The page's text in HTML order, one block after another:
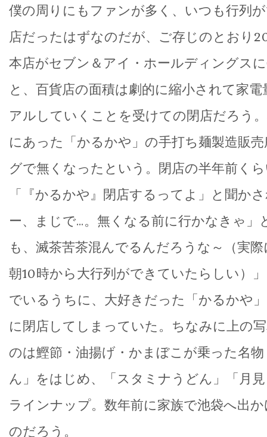
僕の周りにもファンが多く、いつも行列
店だったはずなのだが、ご存じのとおり
本店がセブン＆アイ・ホールディングス
と、百貨店の面積は劇的に縮小されて家
アルしていくことを受けての閉店だろう
にあった「かるかや」の手打ち麺製造販
グで無くなったという。閉店の半年前く
「『かるかや』閉店するってよ」と聞か
ー、まじで…。無くなる前に行かなきゃ」
も、滅茶苦茶混んでるんだろうな～（実
朝10時から大行列ができていたらしい）
でいるうちに、大好きだった「かるかや
に閉店してしまっていた。ちなみに上の
のは鰹節・油揚げ・かまぼこが乗った名
ん」をはじめ、「スタミナうどん」「月
ラインナップ。数年前に家族で池袋へ出
のだろう。